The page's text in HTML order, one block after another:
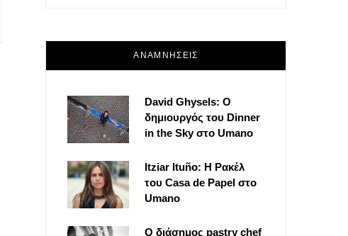
ΑΝΑΜΝΗΣΕΙΣ
David Ghysels: Ο
δημιουργός του Dinner
in the Sky στο Umano
Itziar Ituño: Η Ρακέλ
του Casa de Papel στο
Umano
Ο διάσημος pastry chef